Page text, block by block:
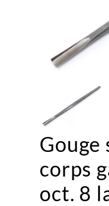
Gouge
corps
oct. 8